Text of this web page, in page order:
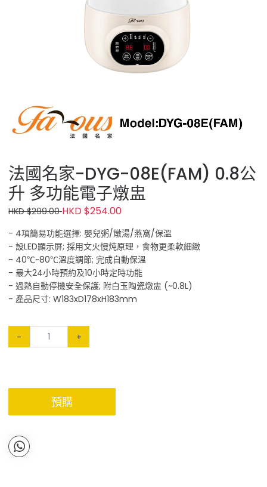
法國名家-DYG-08E(FAM) 0.8公
升 多功能電子燉盅
HKD $299.00HKD $254.00
- 4項簡易功能選擇: 嬰兒粥/燉湯/燕窩/保溫
- 設LED顯示屏; 採用文火慢炖原理，食物更柔軟細緻
- 40℃~80℃溫度調節; 完成自動保溫
- 最大24小時預約及10小時定時功能
- 過熱自動停機安全保護; 附白玉陶瓷燉盅 (~0.8L)
- 產品尺寸: W183xD178xH183mm
- +
預購